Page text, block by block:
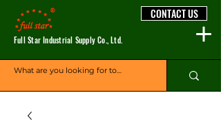
Full Star Industrial Supply Co., Ltd.
CONTACT US